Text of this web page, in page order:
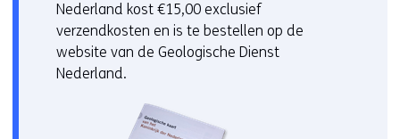
Nederland kost €15,00 exclusief
verzendkosten en is te bestellen op de
website van de Geologische Dienst
Nederland.